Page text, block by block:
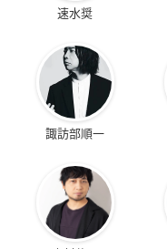
速水奨
諏訪部順一